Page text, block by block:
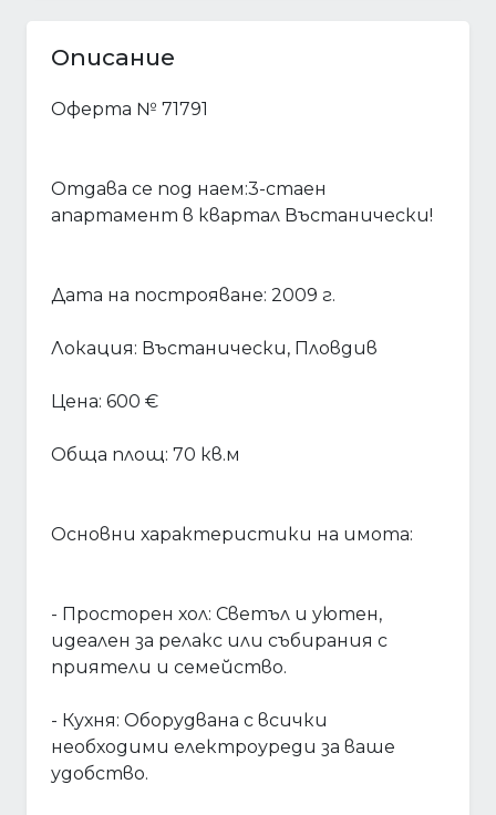
Описание
Оферта № 71791
Отдава се под наем:3-стаен
апартамент в квартал Въстанически!
Дата на построяване: 2009 г.
Локация: Въстанически, Пловдив
Цена: 600 €
Обща площ: 70 кв.м
Основни характеристики на имота:
- Просторен хол: Светъл и уютен,
идеален за релакс или събирания с
приятели и семейство.
- Кухня: Оборудвана с всички
необходими електроуреди за ваше
удобство.